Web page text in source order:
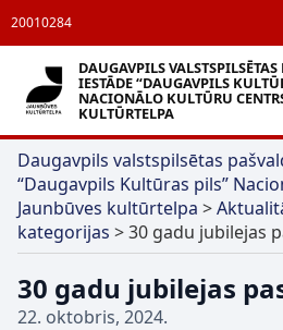
20010284
DAUGAVPILS
IESTĀDE “DAUGAVPILS
NACIONĀLO KULTŪRU
KULTŪRTELPA
Daugavpils valstspilsētas
“Daugavpils Kultūras pils”
Jaunbūves kultūrtelpa >
kategorijas >30 gadu jubilejas
30 gadu jubilejas
22. oktobris, 2024.